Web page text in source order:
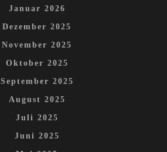
Januar 2026
Dezember 2025
November 2025
Oktober 2025
September 2025
August 2025
Juli 2025
Juni 2025